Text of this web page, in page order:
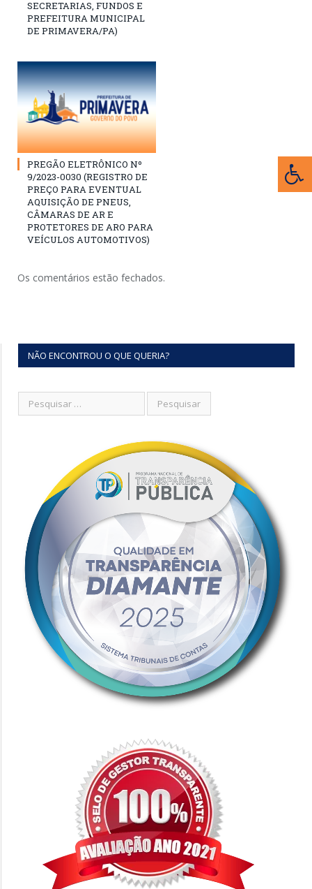
SECRETARIAS, FUNDOS E
PREFEITURA MUNICIPAL
DE PRIMAVERA/PA)
PREGÃO ELETRÔNICO Nº
9/2023-0030 (REGISTRO DE
PREÇO PARA EVENTUAL
AQUISIÇÃO DE PNEUS,
CÂMARAS DE AR E
PROTETORES DE ARO PARA
VEÍCULOS AUTOMOTIVOS)
Os comentários estão fechados.
NÃO ENCONTROU O QUE QUERIA?